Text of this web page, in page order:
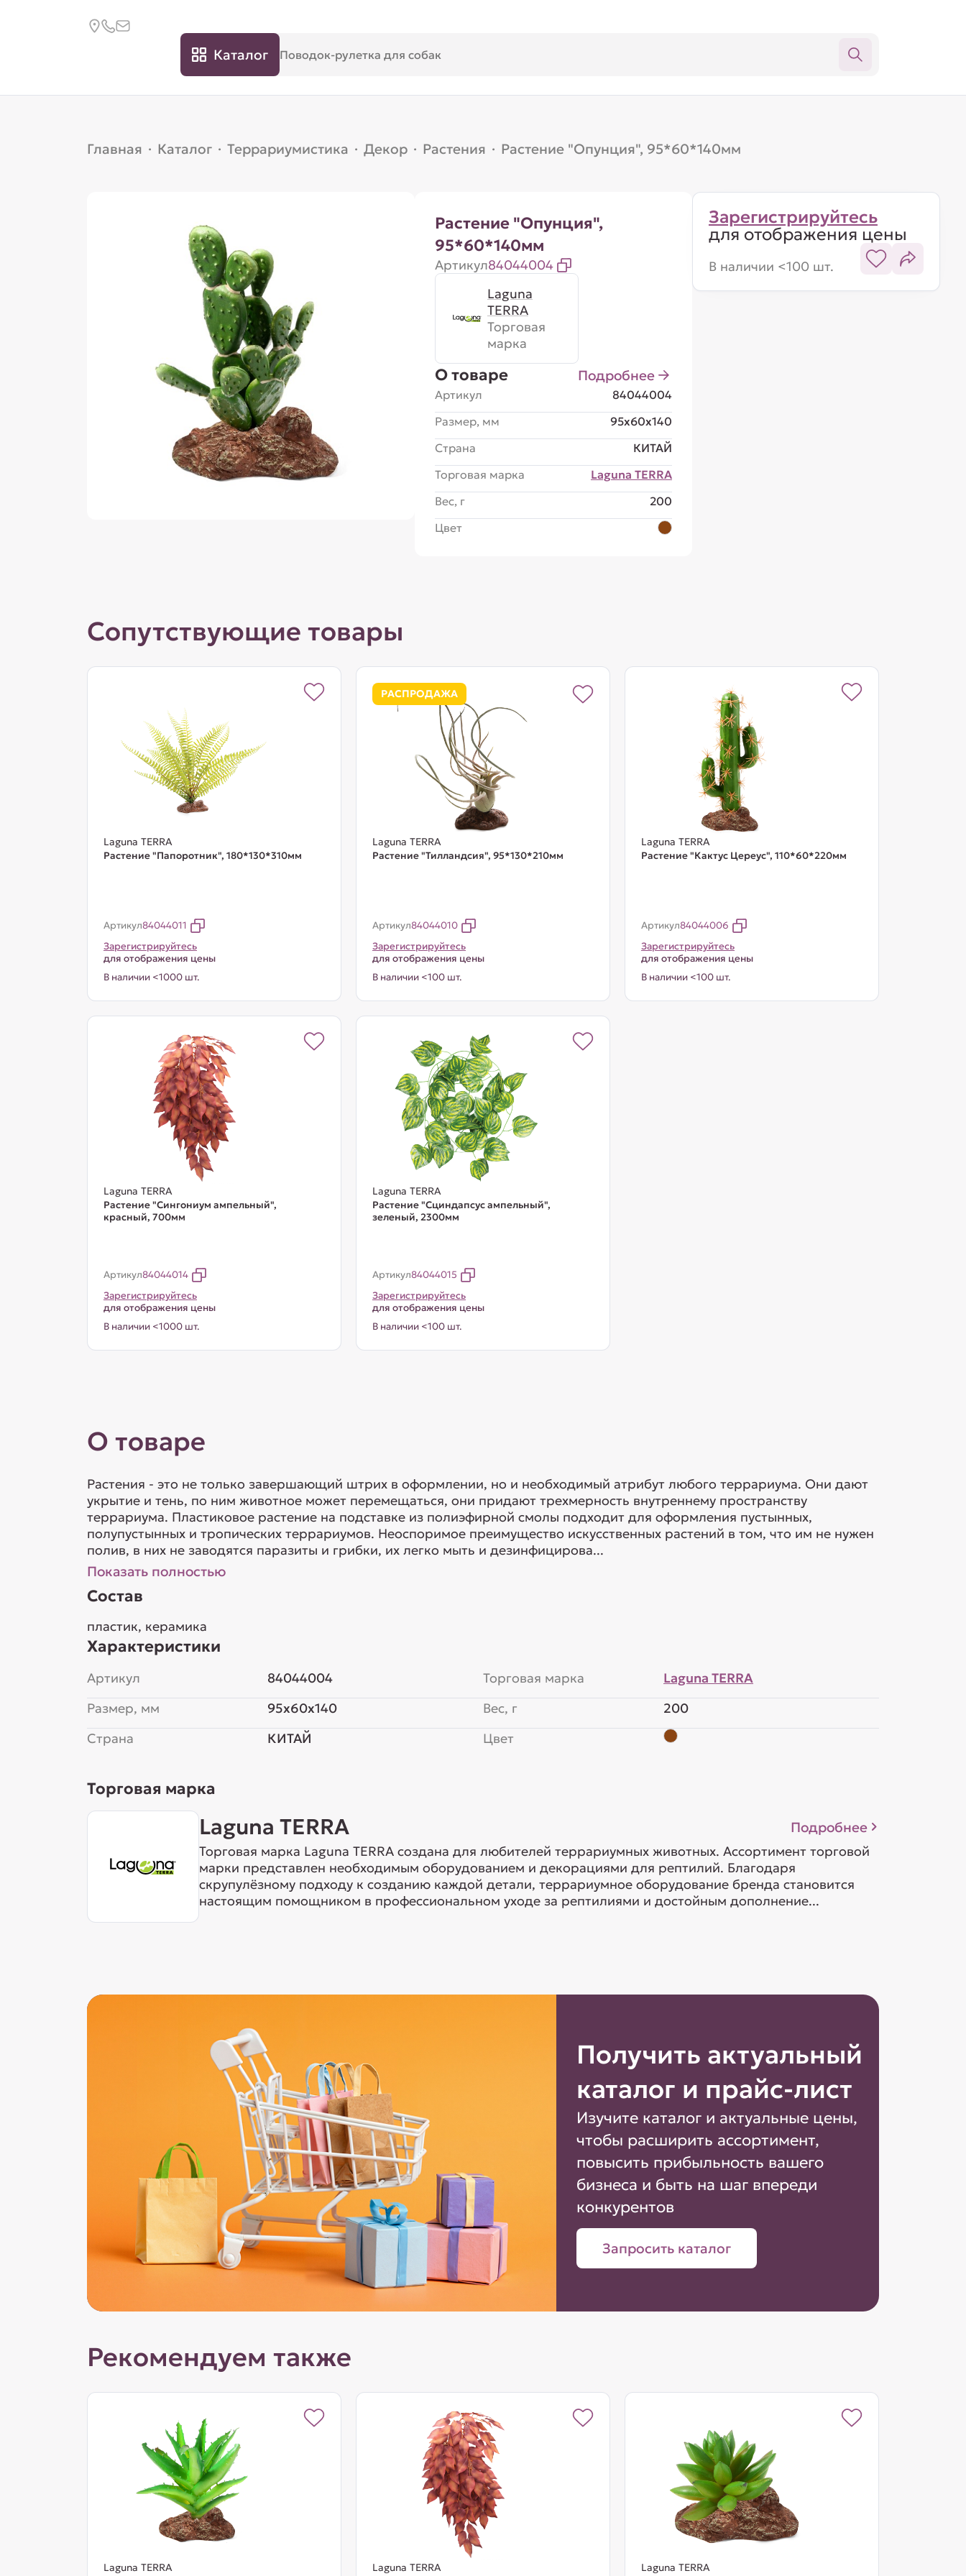
Каталог
Главная · Каталог · Террариумистика · Декор · Растения · Растение "Опунция", 95*60*140мм
Растение "Опунция",
95*60*140мм
Артикул84044004
Laguna
TERRA
Торговая
марка
О товаре Подробнее
Артикул
84044004
Размер, мм
95x60x140
Страна
КИТАЙ
Торговая марка
Laguna TERRA
Вес, г
200
Цвет
Зарегистрируйтесь
для отображения цены
В наличии <100 шт.
Сопутствующие товары
Laguna TERRA
Растение "Папоротник", 180*130*310мм
Артикул84044011
Зарегистрируйтесь
для отображения цены
В наличии <1000 шт.
РАСПРОДАЖА
Laguna TERRA
Растение "Тилландсия", 95*130*210мм
Артикул84044010
Зарегистрируйтесь
для отображения цены
В наличии <100 шт.
Laguna TERRA
Растение "Кактус Цереус", 110*60*220мм
Артикул84044006
Зарегистрируйтесь
для отображения цены
В наличии <100 шт.
Laguna TERRA
Растение "Сингониум ампельный",
красный, 700мм
Артикул84044014
Зарегистрируйтесь
для отображения цены
В наличии <1000 шт.
Laguna TERRA
Растение "Сциндапсус ампельный",
зеленый, 2300мм
Артикул84044015
Зарегистрируйтесь
для отображения цены
В наличии <100 шт.
О товаре
Растения - это не только завершающий штрих в оформлении, но и необходимый атрибут любого террариума. Они дают
укрытие и тень, по ним животное может перемещаться, они придают трехмерность внутреннему пространству
террариума. Пластиковое растение на подставке из полиэфирной смолы подходит для оформления пустынных,
полупустынных и тропических террариумов. Неоспоримое преимущество искусственных растений в том, что им не нужен
полив, в них не заводятся паразиты и грибки, их легко мыть и дезинфицирова...
Показать полностью
Состав
пластик, керамика
Характеристики
Артикул
84044004
Размер, мм
95x60x140
Страна
КИТАЙ
Торговая марка
Laguna TERRA
Вес, г
200
Цвет
Торговая марка
Laguna TERRA Подробнее
Торговая марка Laguna TERRA создана для любителей террариумных животных. Ассортимент торговой
марки представлен необходимым оборудованием и декорациями для рептилий. Благодаря
скрупулёзному подходу к созданию каждой детали, террариумное оборудование бренда становится
настоящим помощником в профессиональном уходе за рептилиями и достойным дополнение...
Получить актуальный
каталог и прайс-лист
Изучите каталог и актуальные цены,
чтобы расширить ассортимент,
повысить прибыльность вашего
бизнеса и быть на шаг впереди
конкурентов
Запросить каталог
Рекомендуем также
Laguna TERRA Laguna TERRA Laguna TERRA